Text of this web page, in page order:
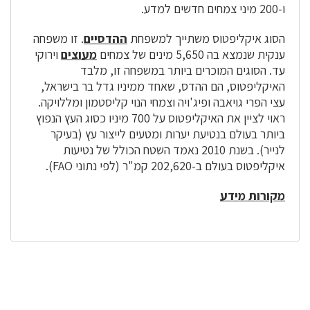
ו-200 מיני צמחים חדשים למדע.
הסוג איקליפטוס משתייך למשפחת ההדסיים. זו משפחה
ענקית שנמצא בה 5,650 מינים של צמחים
מעוצים וירוקי
עד. הסוגים המוכרים ביותר במשפחה זו, מלבד
האיקליפטוס, הם ההדס, שאחד ממיניו גדל בר בישראל,
עצי הפרי גויאבה ופיג'ויה וצמחי הנוי קליסטמון ומללויקה.
ראוי לציין את האיקליפטוס על 700 מיניו כסוג העץ הנפוץ
ביותר בעולם בנטיעת יערות ומטעים לייצור עץ (בעיקר
לנייר). בשנת 2010 נאמד השטח הכולל של נטיעות
איקליפטוס בעולם ב-202,620 קמ"ר (לפי נתוני FAO).
מקורות מידע